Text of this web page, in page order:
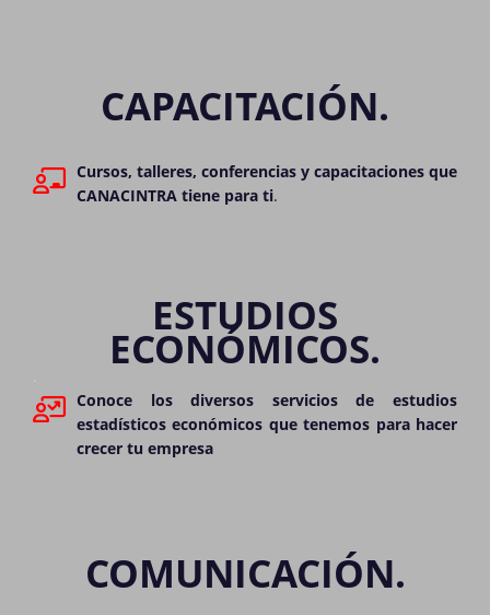
CAPACITACIÓN.
Cursos, talleres, conferencias y capacitaciones que
CANACINTRA tiene para ti.
ESTUDIOS
ECONÓMICOS.
Conoce los diversos servicios de estudios
estadísticos económicos que tenemos para hacer
crecer tu empresa
COMUNICACIÓN.